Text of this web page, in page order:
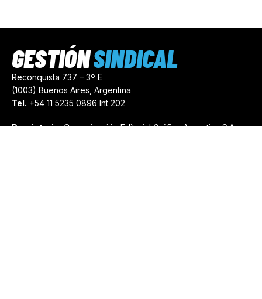
Reconquista 737 – 3º E
(1003) Buenos Aires, Argentina
Tel. +54 11 5235 0896 Int 202
Propietario:Comunicación Editorial Gráfica Argentina S.A.
GESTIÓNSINDICAL